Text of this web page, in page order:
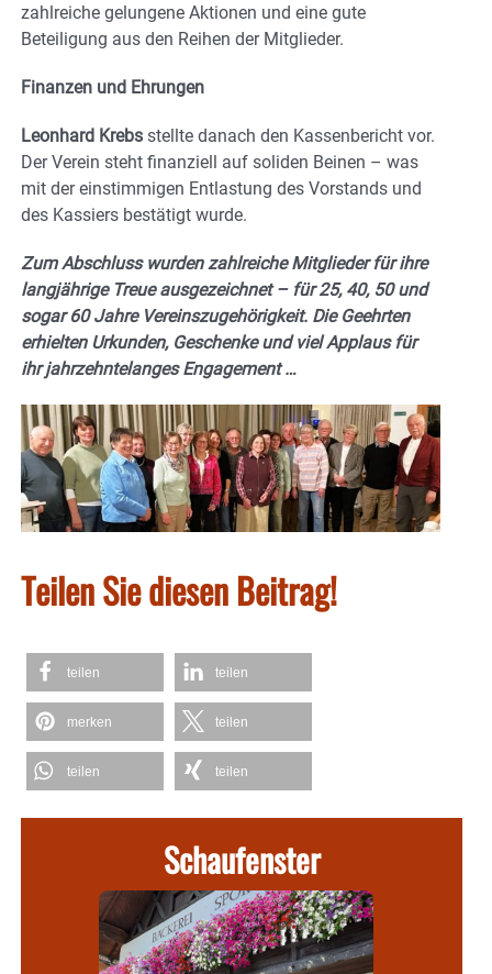
zahlreiche gelungene Aktionen und eine gute
Beteiligung aus den Reihen der Mitglieder.
Finanzen und Ehrungen
Leonhard Krebs stellte danach den Kassenbericht vor.
Der Verein steht finanziell auf soliden Beinen – was
mit der einstimmigen Entlastung des Vorstands und
des Kassiers bestätigt wurde.
Zum Abschluss wurden zahlreiche Mitglieder für ihre
langjährige Treue ausgezeichnet – für 25, 40, 50 und
sogar 60 Jahre Vereinszugehörigkeit. Die Geehrten
erhielten Urkunden, Geschenke und viel Applaus für
ihr jahrzehntelanges Engagement …
Teilen Sie diesen Beitrag!
teilen teilen
merken teilen
teilen teilen
Schaufenster